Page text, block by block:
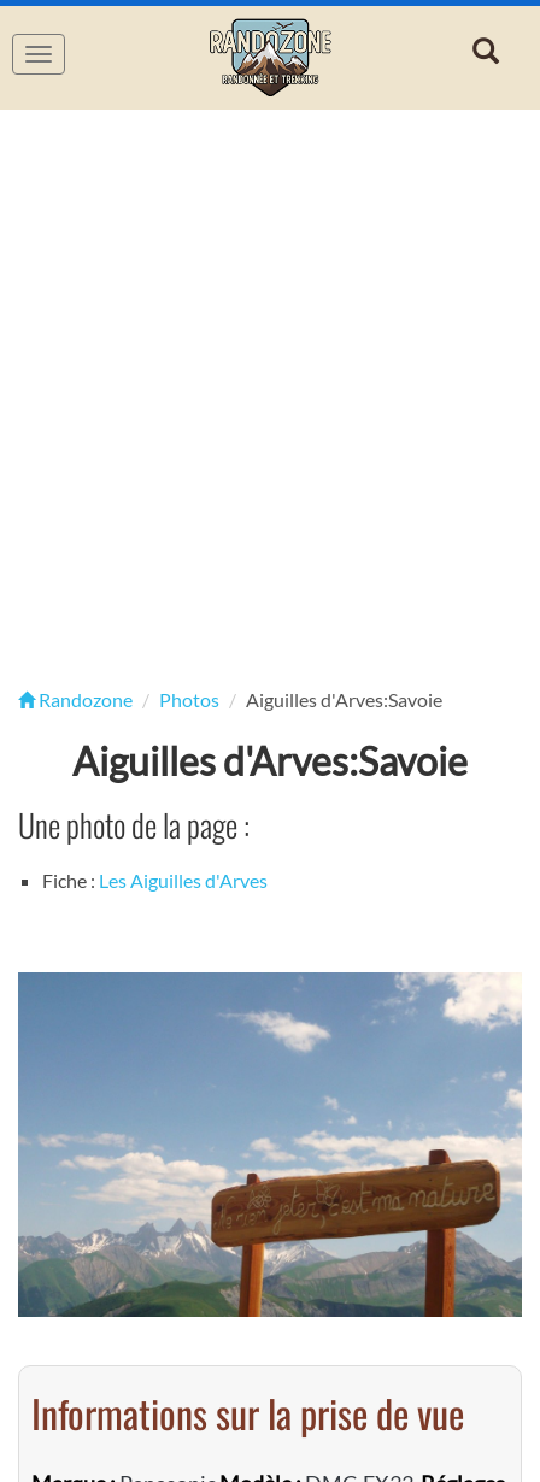
Navigation
Randozone Photos Aiguilles d'Arves:Savoie
Aiguilles d'Arves:Savoie
Une photo de la page :
Fiche : Les Aiguilles d'Arves
Informations sur la prise de vue